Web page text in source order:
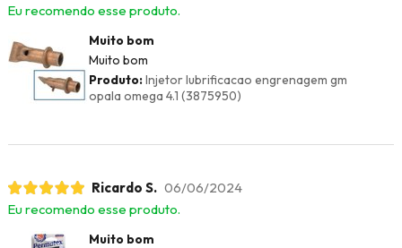
Eu recomendo esse produto.
Muito bom
Muito bom
Produto:Injetor lubrificacao engrenagem gm
opala omega 4.1 (3875950)
Ricardo S. 06/06/2024
Eu recomendo esse produto.
Muito bom